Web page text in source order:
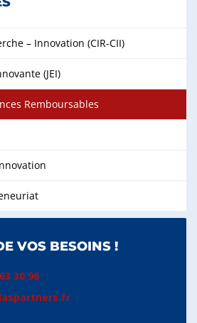
– Innovation (CIR-CII)
(JEI)
Remboursables
VOS BESOINS !
30 96